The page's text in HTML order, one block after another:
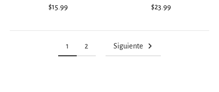
$15.99 $23.99
1 2 Siguiente